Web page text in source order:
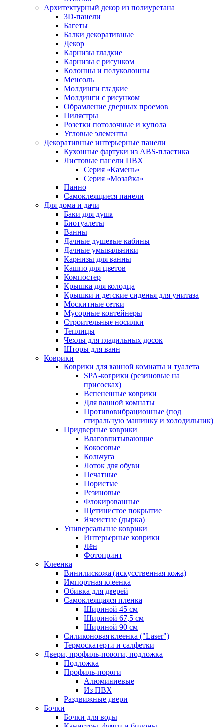
Архитектурный декор из полиуретана
3D-панели
Багеты
Балки декоративные
Декор
Карнизы гладкие
Карнизы с рисунком
Колонны и полуколонны
Менсоль
Молдинги гладкие
Молдинги с рисунком
Обрамление дверных проемов
Пилястры
Розетки потолочные и купола
Угловые элементы
Декоративные интерьерные панели
Кухонные фартуки из ABS-пластика
Листовые панели ПВХ
Серия «Камень»
Серия «Мозайка»
Панно
Самоклеящиеся панели
Для дома и дачи
Баки для душа
Биотуалеты
Ванны
Дачные душевые кабины
Дачные умывальники
Карнизы для ванны
Кашпо для цветов
Компостер
Крышка для колодца
Крышки и детские сиденья для унитаза
Москитные сетки
Мусорные контейнеры
Строительные носилки
Теплицы
Чехлы для гладильных досок
Шторы для ванн
Коврики
Коврики для ванной комнаты и туалета
SPA-коврики (резиновые на
присосках)
Вспененные коврики
Для ванной комнаты
Противовибрационные (под
стиральную машинку и холодильник)
Придверные коврики
Влаговпитывающие
Кокосовые
Кольчуга
Лоток для обуви
Печатные
Пористые
Резиновые
Флокированные
Щетинистое покрытие
Ячеистые (дырка)
Универсальные коврики
Интерьерные коврики
Лён
Фотопринт
Клеенка
Винилискожа (искусственная кожа)
Импортная клеенка
Обивка для дверей
Самоклеящаяся пленка
Шириной 45 см
Шириной 67,5 см
Шириной 90 см
Силиконовая клеенка ("Laser")
Термоскатерти и салфетки
Двери, профиль-пороги, подложка
Подложка
Профиль-пороги
Алюминиевые
Из ПВХ
Раздвижные двери
Бочки
Бочки для воды